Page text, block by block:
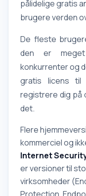
pålidelige gratis
brugere verden
De fleste
den er
konkurrenter og
gratis licens til
registrere dig på
det.
Flere
kommerciel og
Internet
er versioner til
virksomheder